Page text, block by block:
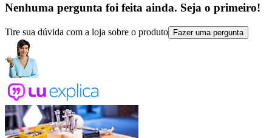
Nenhuma pergunta foi feita ainda. Seja o primeiro!
Tire sua dúvida com a loja sobre o produto Fazer uma pergunta